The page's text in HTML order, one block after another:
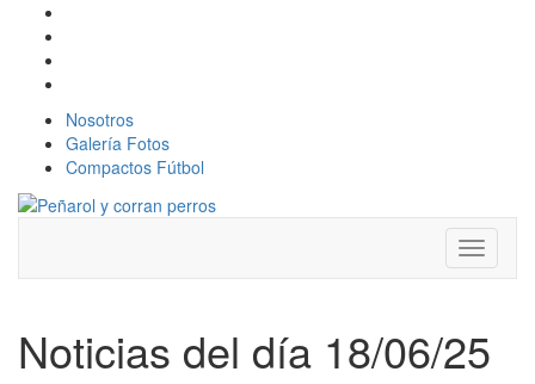
Nosotros
Galería Fotos
Compactos Fútbol
Toggle
Noticias del día 18/06/25